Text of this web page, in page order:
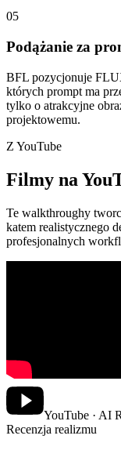
05
Podążanie za
BFL pozycjonuje
których prompt ma
tylko o atrakcyjne
projektowemu.
Z YouTube
Filmy na
Te walkthroughy
katem realistycznego
profesjonalnych
YouTube · AI
Recenzja realizmu